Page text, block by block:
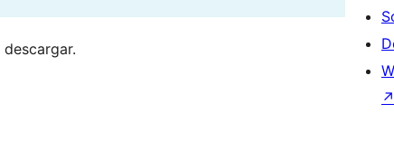
↗